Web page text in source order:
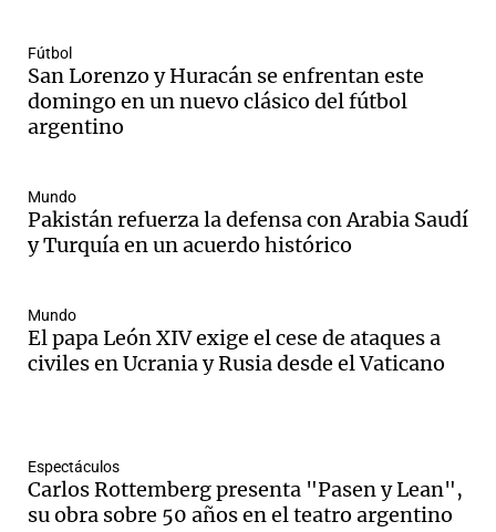
Fútbol
San Lorenzo y Huracán se enfrentan este
domingo en un nuevo clásico del fútbol
argentino
Mundo
Pakistán refuerza la defensa con Arabia Saudí
y Turquía en un acuerdo histórico
Mundo
El papa León XIV exige el cese de ataques a
civiles en Ucrania y Rusia desde el Vaticano
Espectáculos
Carlos Rottemberg presenta "Pasen y Lean",
su obra sobre 50 años en el teatro argentino